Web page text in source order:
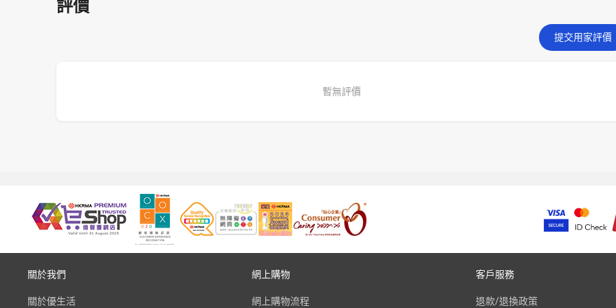
評價
提交用家評價
暫無評價
關於我們
關於優生活
網上購物
網上購物流程
客戶服務
退款/退換政策